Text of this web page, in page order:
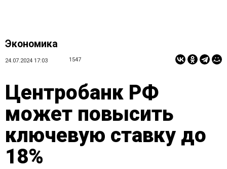
Экономика
24.07.2024 17:03 1547
Центробанк РФ
может повысить
ключевую ставку до
18%